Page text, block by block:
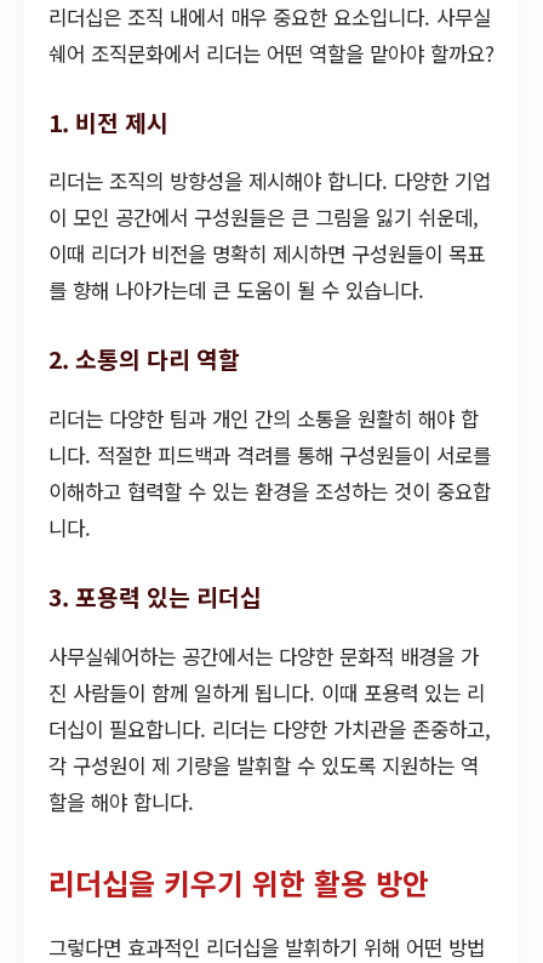
리더십은 조직 내에서 매우 중요한 요소입니다. 사무실
쉐어 조직문화에서 리더는 어떤 역할을 맡아야 할까요?
1. 비전 제시
리더는 조직의 방향성을 제시해야 합니다. 다양한 기업
이 모인 공간에서 구성원들은 큰 그림을 잃기 쉬운데,
이때 리더가 비전을 명확히 제시하면 구성원들이 목표
를 향해 나아가는데 큰 도움이 될 수 있습니다.
2. 소통의 다리 역할
리더는 다양한 팀과 개인 간의 소통을 원활히 해야 합
니다. 적절한 피드백과 격려를 통해 구성원들이 서로를
이해하고 협력할 수 있는 환경을 조성하는 것이 중요합
니다.
3. 포용력 있는 리더십
사무실쉐어하는 공간에서는 다양한 문화적 배경을 가
진 사람들이 함께 일하게 됩니다. 이때 포용력 있는 리
더십이 필요합니다. 리더는 다양한 가치관을 존중하고,
각 구성원이 제 기량을 발휘할 수 있도록 지원하는 역
할을 해야 합니다.
리더십을 키우기 위한 활용 방안
그렇다면 효과적인 리더십을 발휘하기 위해 어떤 방법